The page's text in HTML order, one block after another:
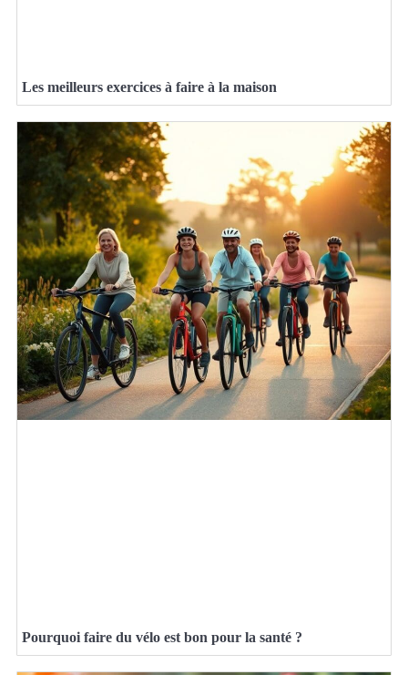
Les meilleurs exercices à faire à la maison
Pourquoi faire du vélo est bon pour la santé ?